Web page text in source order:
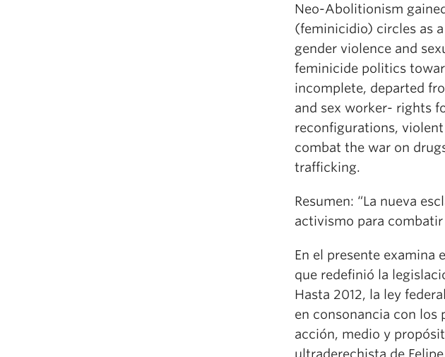
Neo-Abolitionism
(feminicidio) circles as
gender violence and
feminicide politics
incomplete, departed
and sex worker- rights
reconfigurations,
combat the war on
trafficking.
Resumen: “La nueva
activismo para combatir
En el presente examina
que redefinió la
Hasta 2012, la ley
en consonancia con los
acción, medio y
ultraderechista de